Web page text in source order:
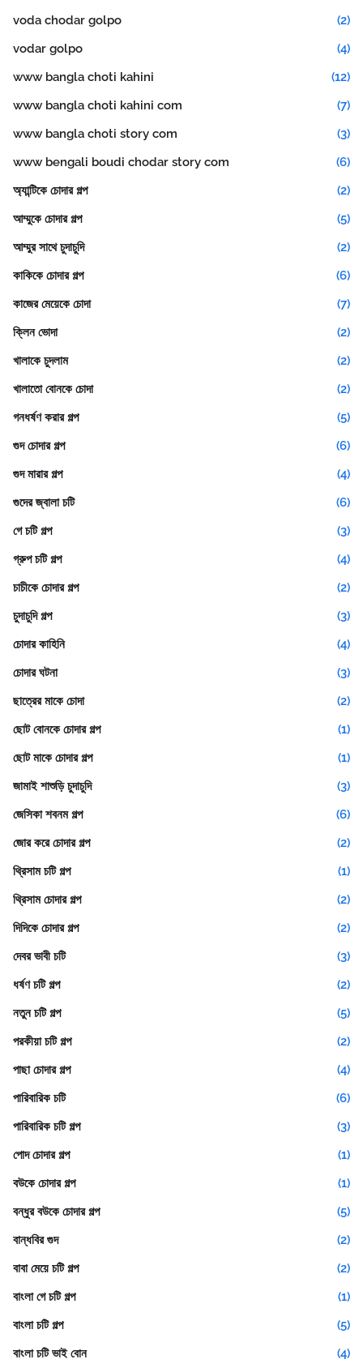
voda chodar golpo
(2)
vodar golpo
(4)
www bangla choti kahini
(12)
www bangla choti kahini com
(7)
www bangla choti story com
(3)
www bengali boudi chodar story com
(6)
অ্যান্টিকে চোদার গল্প
(2)
আম্মুকে চোদার গল্প
(5)
আম্মুর সাথে চুদাচুদি
(2)
কাকিকে চোদার গল্প
(6)
কাজের মেয়েকে চোদা
(7)
ক্লিন ভোদা
(2)
খালাকে চুদলাম
(2)
খালাতো বোনকে চোদা
(2)
গনধর্ষণ করার গল্প
(5)
গুদ চোদার গল্প
(6)
গুদ মারার গল্প
(4)
গুদের জ্বালা চটি
(6)
গে চটি গল্প
(3)
গ্রুপ চটি গল্প
(4)
চাচীকে চোদার গল্প
(2)
চুদাচুদি গল্প
(3)
চোদার কাহিনি
(4)
চোদার ঘটনা
(3)
ছাত্রের মাকে চোদা
(2)
ছোট বোনকে চোদার গল্প
(1)
ছোট মাকে চোদার গল্প
(1)
জামাই শাশুড়ি চুদাচুদি
(3)
জেসিকা শবনম গল্প
(6)
জোর করে চোদার গল্প
(2)
থ্রিসাম চটি গল্প
(1)
থ্রিসাম চোদার গল্প
(2)
দিদিকে চোদার গল্প
(2)
দেবর ভাবী চটি
(3)
ধর্ষণ চটি গল্প
(2)
নতুন চটি গল্প
(5)
পরকীয়া চটি গল্প
(2)
পাছা চোদার গল্প
(4)
পারিবারিক চটি
(6)
পারিবারিক চটি গল্প
(3)
পোদ চোদার গল্প
(1)
বউকে চোদার গল্প
(1)
বন্ধুর বউকে চোদার গল্প
(5)
বান্ধবির গুদ
(2)
বাবা মেয়ে চটি গল্প
(2)
বাংলা গে চটি গল্প
(1)
বাংলা চটি গল্প
(5)
বাংলা চটি ভাই বোন
(4)